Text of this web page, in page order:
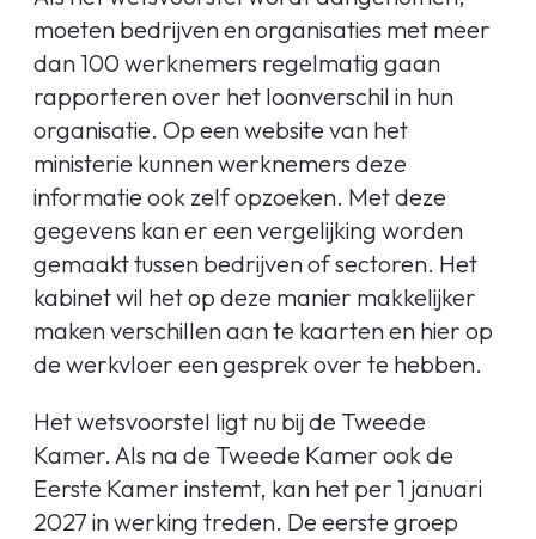
moeten bedrijven en organisaties met meer
dan 100 werknemers regelmatig gaan
rapporteren over het loonverschil in hun
organisatie. Op een website van het
ministerie kunnen werknemers deze
informatie ook zelf opzoeken. Met deze
gegevens kan er een vergelijking worden
gemaakt tussen bedrijven of sectoren. Het
kabinet wil het op deze manier makkelijker
maken verschillen aan te kaarten en hier op
de werkvloer een gesprek over te hebben.
Het wetsvoorstel ligt nu bij de Tweede
Kamer. Als na de Tweede Kamer ook de
Eerste Kamer instemt, kan het per 1 januari
2027 in werking treden. De eerste groep